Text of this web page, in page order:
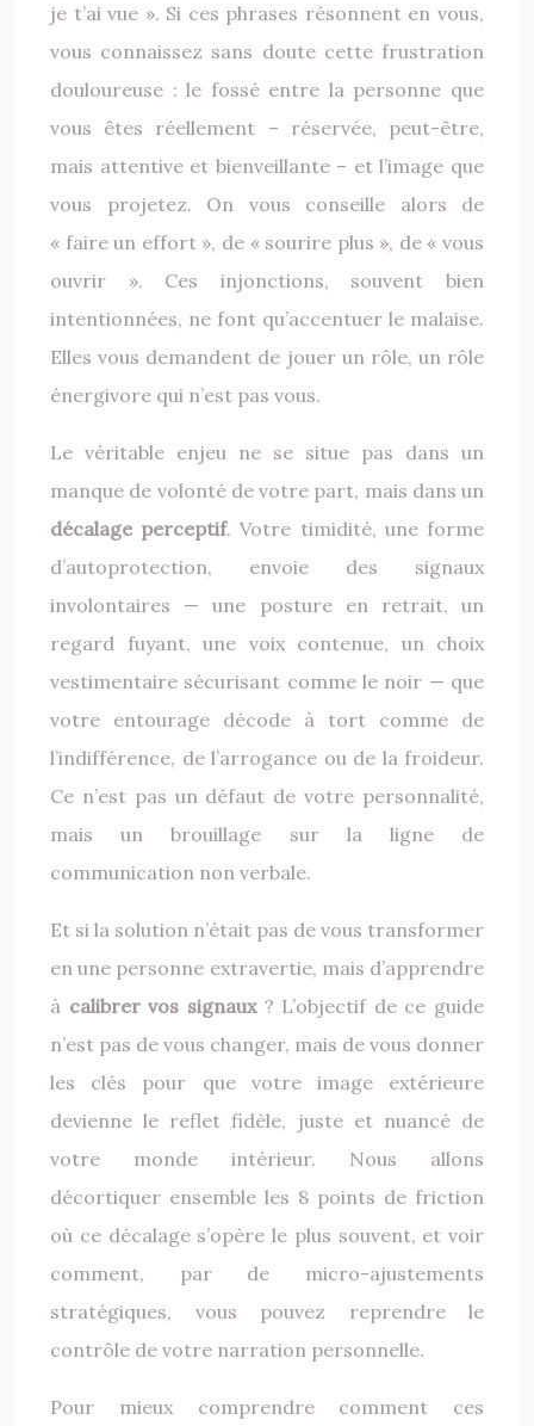
je t’ai vue ». Si ces phrases résonnent en vous,
vous connaissez sans doute cette frustration
douloureuse : le fossé entre la personne que
vous êtes réellement – réservée, peut-être,
mais attentive et bienveillante – et l’image que
vous projetez. On vous conseille alors de
« faire un effort », de « sourire plus », de « vous
ouvrir ». Ces injonctions, souvent bien
intentionnées, ne font qu’accentuer le malaise.
Elles vous demandent de jouer un rôle, un rôle
énergivore qui n’est pas vous.
Le véritable enjeu ne se situe pas dans un
manque de volonté de votre part, mais dans un
décalage perceptif. Votre timidité, une forme
d’autoprotection, envoie des signaux
involontaires — une posture en retrait, un
regard fuyant, une voix contenue, un choix
vestimentaire sécurisant comme le noir — que
votre entourage décode à tort comme de
l’indifférence, de l’arrogance ou de la froideur.
Ce n’est pas un défaut de votre personnalité,
mais un brouillage sur la ligne de
communication non verbale.
Et si la solution n’était pas de vous transformer
en une personne extravertie, mais d’apprendre
à calibrer vos signaux? L’objectif de ce guide
n’est pas de vous changer, mais de vous donner
les clés pour que votre image extérieure
devienne le reflet fidèle, juste et nuancé de
votre monde intérieur. Nous allons
décortiquer ensemble les 8 points de friction
où ce décalage s’opère le plus souvent, et voir
comment, par de micro-ajustements
stratégiques, vous pouvez reprendre le
contrôle de votre narration personnelle.
Pour mieux comprendre comment ces